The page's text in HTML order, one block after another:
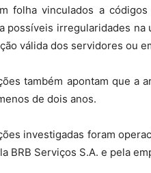
folha vinculados a
possíveis irregularidades
válida dos servidores ou
também apontam que a
de dois anos.
investigadas foram
BRB Serviços S.A. e pela